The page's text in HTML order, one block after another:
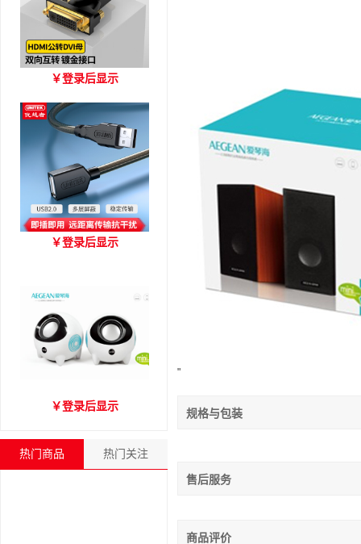
优越者HDMI转DVI双向互
￥登录后显示
优越者Y-C416A 国标
￥登录后显示
爱琴海A2000音箱
￥登录后显示
热门商品 热门关注
"
规格与包装
售后服务
商品评价